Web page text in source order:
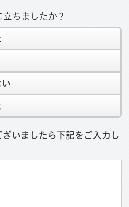
ちましたか？
い
いましたら下記をご入力し